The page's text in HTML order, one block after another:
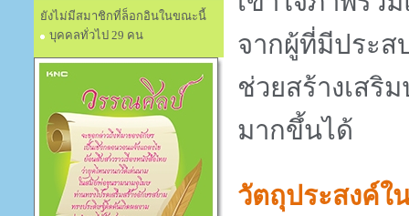
ยังไม่มีสมาชิกที่ล็อกอินในขณะนี้
บุคคลทั่วไป 29 คน
จากผู้ที่มีประ
ช่วยสร้างเสริ
มากขึ้นได้
วัตถุประสงค์ใ